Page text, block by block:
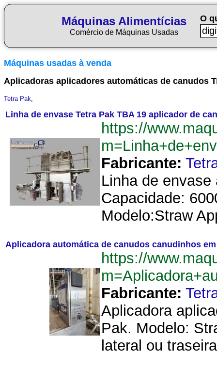
Máquinas Alimentícias
Comércio de Máquinas Usadas
O
Máquinas usadas à venda
Aplicadoras aplicadores automáticas de canudos
Tetra Pak,
Linha de envase Tetra Pak TBA 19 aplicador de
https://
Fabricante:
Linha de
Capacidade:
Modelo:Straw
Aplicadora automática de canudos canudinhos
https://
Fabricante:
Aplicadora
Pak. Modelo:
lateral ou